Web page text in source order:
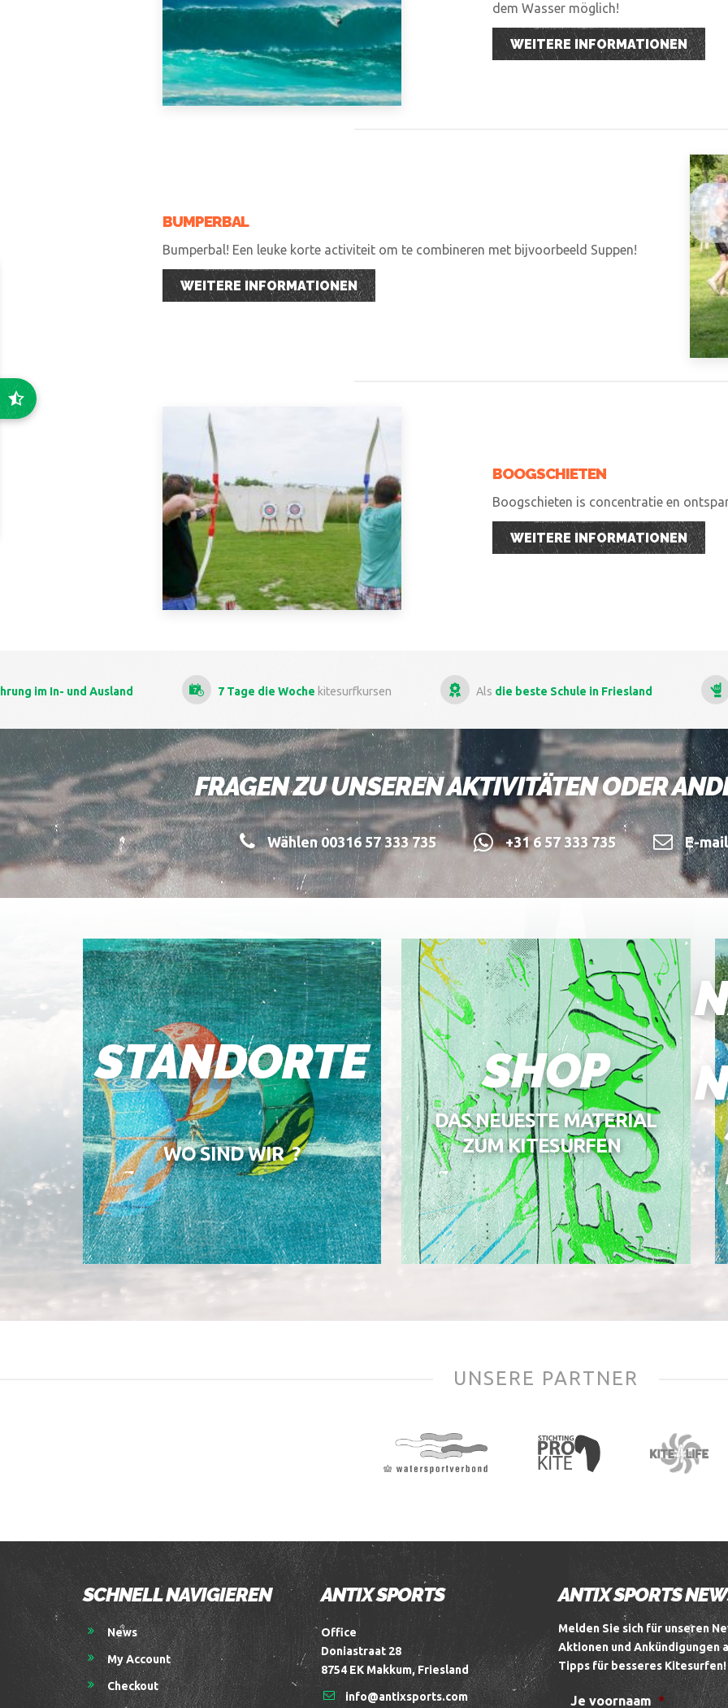
dem Wasser möglich!
WEITERE INFORMATIONEN
BUMPERBAL
Bumperbal! Een leuke korte activiteit om te combineren met bijvoorbeeld Suppen!
WEITERE INFORMATIONEN
BOOGSCHIETEN
Boogschieten is concentratie en
WEITERE INFORMATIONEN
im In- und Ausland 7 Tage die Woche kitesurfkursen Als die beste Schule in Friesland
FRAGEN ZU UNSEREN AKTIVITÄTEN ODER
Wählen 00316 57 333 735 +31 6 57 333 735 E-
STANDORTE
WO SIND WIR ?
SHOP
DAS NEUESTE MATERIAL
ZUM KITESURFEN
UNSERE PARTNER
SCHNELL NAVIGIEREN
News
My Account
Checkout
ANTIX SPORTS
Office
Doniastraat 28
8754 EK Makkum, Friesland
info@antixsports.com
ANTIX SPORTS
Melden Sie sich für unseren
Aktionen und Ankündigungen
Tipps für besseres Kitesurfen!
Je voornaam *